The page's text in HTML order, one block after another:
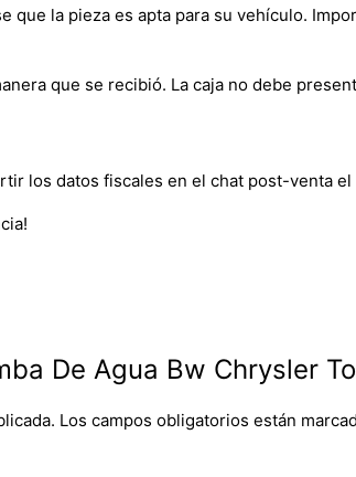
que la pieza es apta para su vehículo.
que se recibió. La caja no debe
los datos fiscales en el chat post-venta
De Agua Bw Chrysler
Los campos obligatorios están